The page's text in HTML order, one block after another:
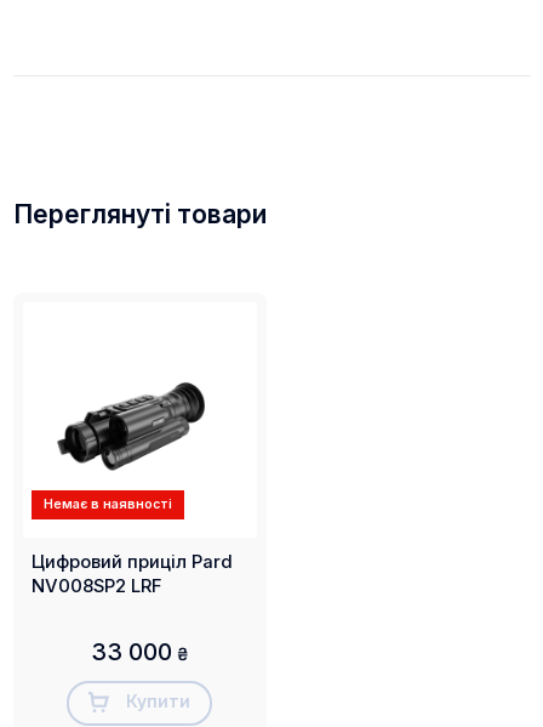
Переглянуті товари
Немає в наявності
Цифровий приціл Pard
NV008SP2 LRF
33 000 ₴
Купити